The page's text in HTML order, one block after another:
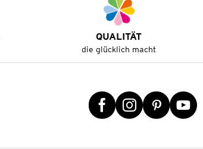
QUALITÄT
die glücklich macht